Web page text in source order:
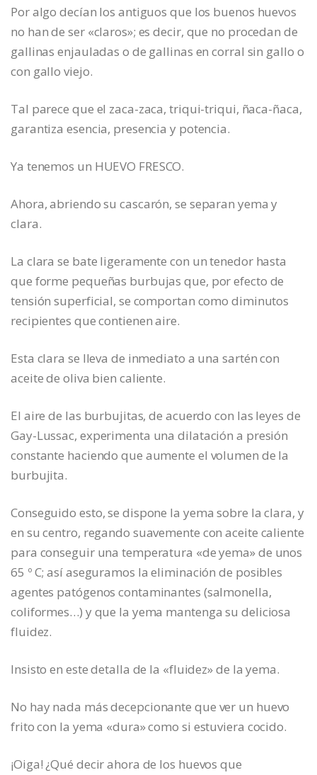
Por algo decían los antiguos que los buenos huevos
no han de ser «claros»; es decir, que no procedan de
gallinas enjauladas o de gallinas en corral sin gallo o
con gallo viejo.
Tal parece que el zaca-zaca, triqui-triqui, ñaca-ñaca,
garantiza esencia, presencia y potencia.
Ya tenemos un HUEVO FRESCO.
Ahora, abriendo su cascarón, se separan yema y
clara.
La clara se bate ligeramente con un tenedor hasta
que forme pequeñas burbujas que, por efecto de
tensión superficial, se comportan como diminutos
recipientes que contienen aire.
Esta clara se lleva de inmediato a una sartén con
aceite de oliva bien caliente.
El aire de las burbujitas, de acuerdo con las leyes de
Gay-Lussac, experimenta una dilatación a presión
constante haciendo que aumente el volumen de la
burbujita.
Conseguido esto, se dispone la yema sobre la clara, y
en su centro, regando suavemente con aceite caliente
para conseguir una temperatura «de yema» de unos
65 º C; así aseguramos la eliminación de posibles
agentes patógenos contaminantes (salmonella,
coliformes…) y que la yema mantenga su deliciosa
fluidez.
Insisto en este detalla de la «fluidez» de la yema.
No hay nada más decepcionante que ver un huevo
frito con la yema «dura» como si estuviera cocido.
¡Oiga! ¿Qué decir ahora de los huevos que